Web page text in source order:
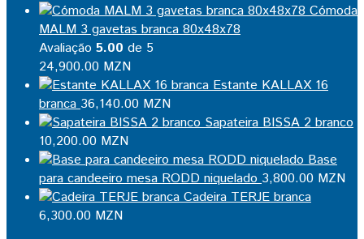
Cómoda
MALM 3 gavetas branca 80x48x78
Avaliação 5.00 de 5
24,900.00 MZN
Estante KALLAX 16
branca 36,140.00 MZN
Sapateira BISSA 2 branco
10,200.00 MZN
Base
para candeeiro mesa RODD niquelado 3,800.00 MZN
Cadeira TERJE branca
6,300.00 MZN